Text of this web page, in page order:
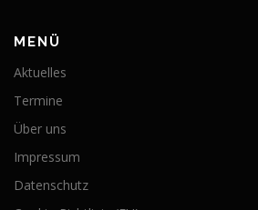
MENÜ
Aktuelles
Termine
Über uns
Impressum
Datenschutz